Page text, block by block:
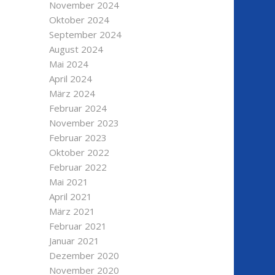
November 2024
Oktober 2024
September 2024
August 2024
Mai 2024
April 2024
März 2024
Februar 2024
November 2023
Februar 2023
Oktober 2022
Februar 2022
Mai 2021
April 2021
März 2021
Februar 2021
Januar 2021
Dezember 2020
November 2020